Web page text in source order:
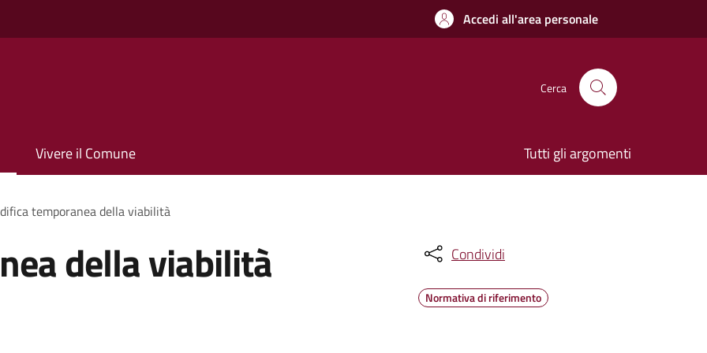
Accedi all'area personale
Cerca
Vivere il Comune Tutti gli argomenti
temporanea della viabilità
della viabilità Condividi
Normativa di riferimento